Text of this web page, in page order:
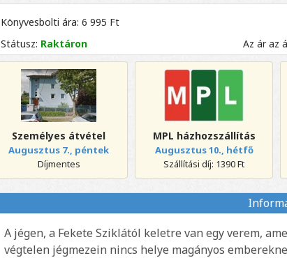
Könyvesbolti ára: 6 995 Ft
Státusz: Raktáron Az ár az
Személyes átvétel
Augusztus 7., péntek
Díjmentes
MPL házhozszállítás
Augusztus 10., hétfő
Szállítási díj: 1390 Ft
A jégen, a Fekete Sziklától keletre van egy verem,
végtelen jégmezein nincs helye magányos